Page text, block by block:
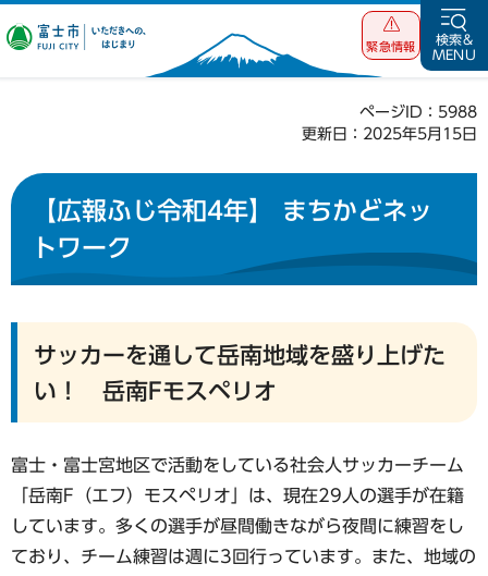
富士市 いただ
緊急情報
検索&
MENU
ページID：5988
更新日：2025年5月15日
【広報ふじ令和4年】 まちかどネッ
トワーク
サッカーを通して岳南地域を盛り上げた
い！ 岳南Fモスペリオ
富士・富士宮地区で活動をしている社会人サッカーチーム
「岳南F（エフ）モスペリオ」は、現在29人の選手が在籍
しています。多くの選手が昼間働きながら夜間に練習をし
ており、チーム練習は週に3回行っています。また、地域の